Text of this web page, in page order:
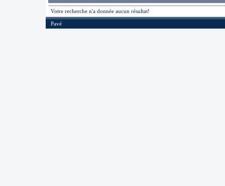
Votre recherche n'a donnée aucun résultat!
Pavé